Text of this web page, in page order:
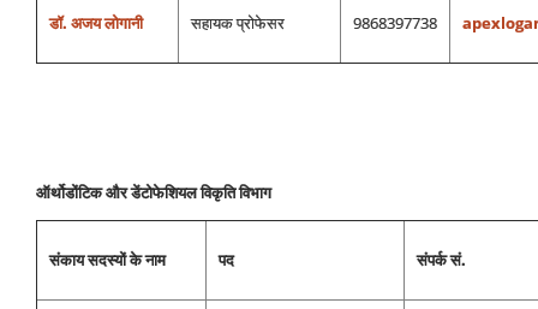
डॉ. अजय लोगानी सहायक प्रोफेसर 9868397738
ऑर्थोडोंटिक और डेंटोफेशियल विकृति विभाग
संकाय सदस्‍यों के नाम पद संपर्क सं.